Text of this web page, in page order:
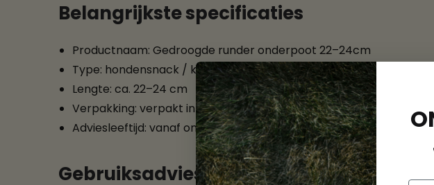
Belangrijkste specificaties
Productnaam: Gedroogde runder onderpoot 22–24cm
Type: hondensnack / kauwbot (rund)
Lengte: ca. 22–24 cm
Verpakking: verpakt in folie
Adviesleeftijd: vanaf ongeveer 1 jaar
Gebruiksadvies